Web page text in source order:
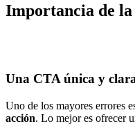
Importancia de
Una CTA única y
Uno de los mayores errores
acción. Lo mejor es ofrecer